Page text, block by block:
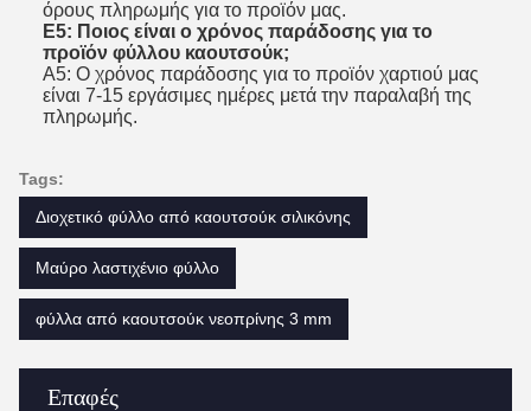
Επαφές
όρους πληρωμής για το προϊόν μας.
Ε5: Ποιος είναι ο χρόνος παράδοσης για το
προϊόν φύλλου καουτσούκ;
Α5: Ο χρόνος παράδοσης για το προϊόν χαρτιού μας
είναι 7-15 εργάσιμες ημέρες μετά την παραλαβή της
πληρωμής.
Tags:
Διοχετικό φύλλο από καουτσούκ σιλικόνης
Μαύρο λαστιχένιο φύλλο
φύλλα από καουτσούκ νεοπρίνης 3 mm